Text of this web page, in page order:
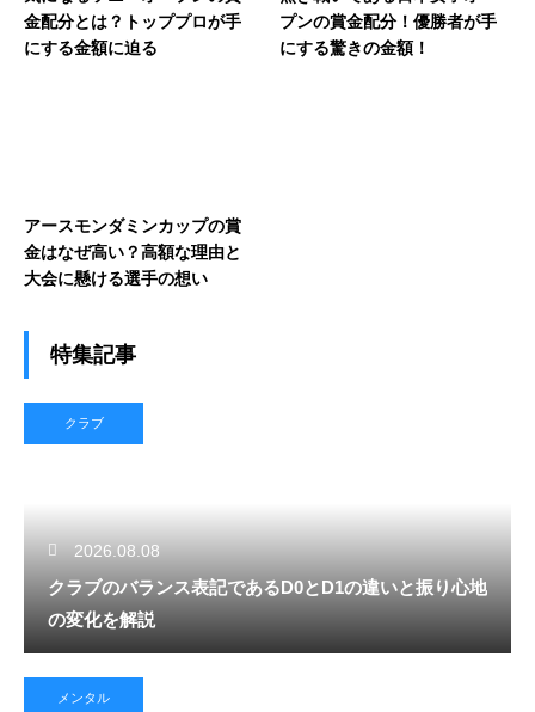
金配分とは？トッププロが手
にする金額に迫る
プンの賞金配分！優勝者が手
にする驚きの金額！
アースモンダミンカップの賞
金はなぜ高い？高額な理由と
大会に懸ける選手の想い
特集記事
クラブ
2026.08.08
クラブのバランス表記であるD0とD1の違いと振り心地
の変化を解説
メンタル